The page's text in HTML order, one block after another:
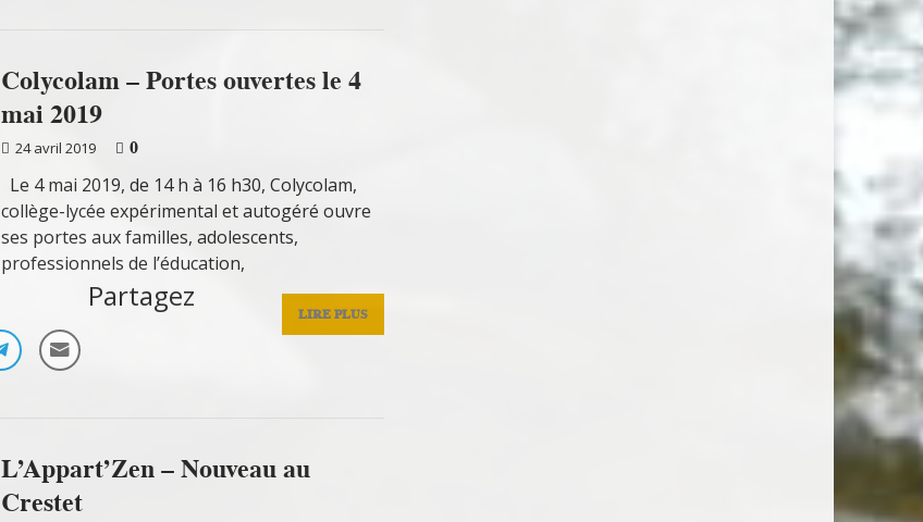
Colycolam – Portes ouvertes le 4
mai 2019
24 avril 2019
0
Le 4 mai 2019, de 14 h à 16 h30, Colycolam,
collège-lycée expérimental et autogéré ouvre
ses portes aux familles, adolescents,
professionnels de l’éducation,
LIRE PLUS
Partagez
L’Appart’Zen – Nouveau au
Crestet